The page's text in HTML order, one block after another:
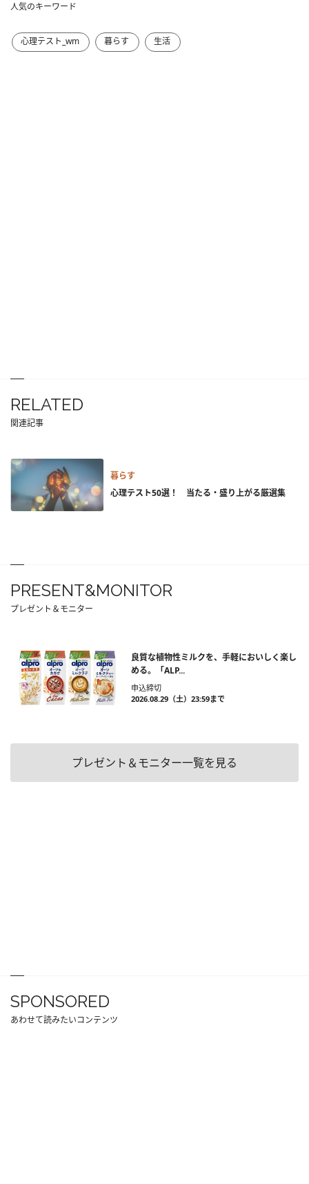
人気のキーワード
心理テスト_wm 暮らす 生活
RELATED
関連記事
暮らす
心理テスト50選！ 当たる・盛り上がる厳選集
PRESENT&MONITOR
プレゼント＆モニター
良質な植物性ミルクを、手軽においしく楽し
める。「ALP...
申込締切
2026.08.29（土）23:59まで
プレゼント＆モニター一覧を見る
SPONSORED
あわせて読みたいコンテンツ